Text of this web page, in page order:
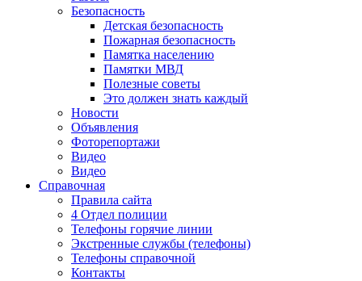
Безопасность
Детская безопасность
Пожарная безопасность
Памятка населению
Памятки МВД
Полезные советы
Это должен знать каждый
Новости
Объявления
Фоторепортажи
Видео
Видео
Справочная
Правила сайта
4 Отдел полиции
Телефоны горячие линии
Экстренные службы (телефоны)
Телефоны справочной
Контакты